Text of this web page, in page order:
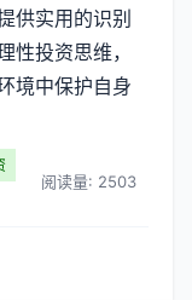
供实用的识别
性投资思维，
境中保护自身
阅读量: 2503